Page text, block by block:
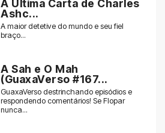
A Ultima Carta de Charles
Ashc...
A maior detetive do mundo e seu fiel
braço...
A Sah e O Mah
(GuaxaVerso #167...
GuaxaVerso destrinchando episódios e
respondendo comentários! Se Flopar
nunca...